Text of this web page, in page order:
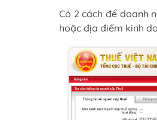
Có 2 cách để doanh
hoặc địa điểm kinh